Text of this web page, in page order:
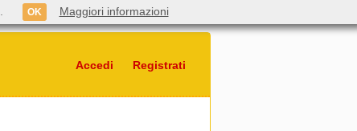
Accedi Registrati
OK Maggiori informazioni